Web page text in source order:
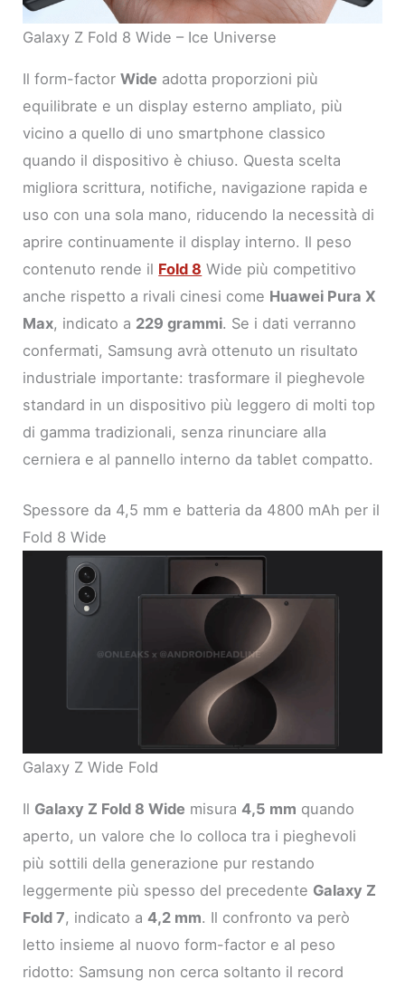
Galaxy Z Fold 8 Wide – Ice Universe
Il form-factorWide adotta proporzioni più
equilibrate e un display esterno ampliato, più
vicino a quello di uno smartphone classico
quando il dispositivo è chiuso. Questa scelta
migliora scrittura, notifiche, navigazione rapida e
uso con una sola mano, riducendo la necessità di
aprire continuamente il display interno. Il peso
contenuto rende il Fold 8 Wide più competitivo
anche rispetto a rivali cinesi come Huawei Pura X
Max, indicato a 229 grammi. Se i dati verranno
confermati, Samsung avrà ottenuto un risultato
industriale importante: trasformare il pieghevole
standard in un dispositivo più leggero di molti top
di gamma tradizionali, senza rinunciare alla
cerniera e al pannello interno da tablet compatto.
Spessore da 4,5 mm e batteria da 4800 mAh per il
Fold 8 Wide
Galaxy Z Wide Fold
Il Galaxy Z Fold 8 Wide misura4,5 mm quando
aperto, un valore che lo colloca tra i pieghevoli
più sottili della generazione pur restando
leggermente più spesso del precedente Galaxy Z
Fold 7, indicato a4,2 mm. Il confronto va però
letto insieme al nuovo form-factor e al peso
ridotto: Samsung non cerca soltanto il record